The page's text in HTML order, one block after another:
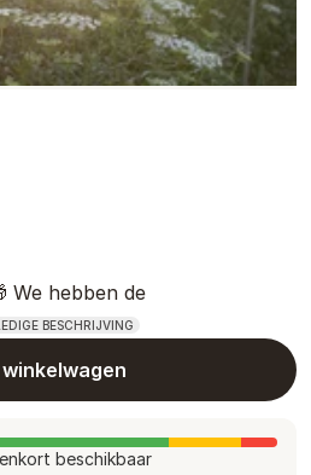
We hebben de
BESCHRIJVING
winkelwagen
beschikbaar